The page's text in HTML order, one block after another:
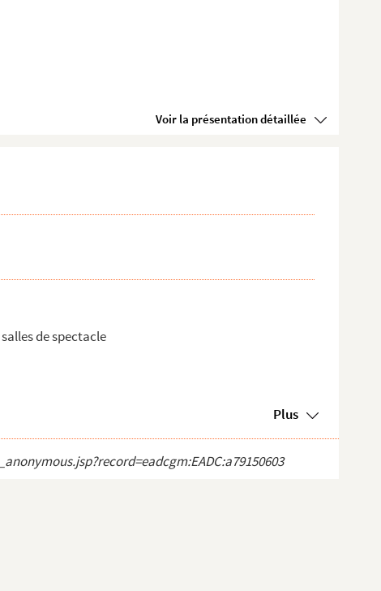
Voir la présentation détaillée
de spectacle
Plus